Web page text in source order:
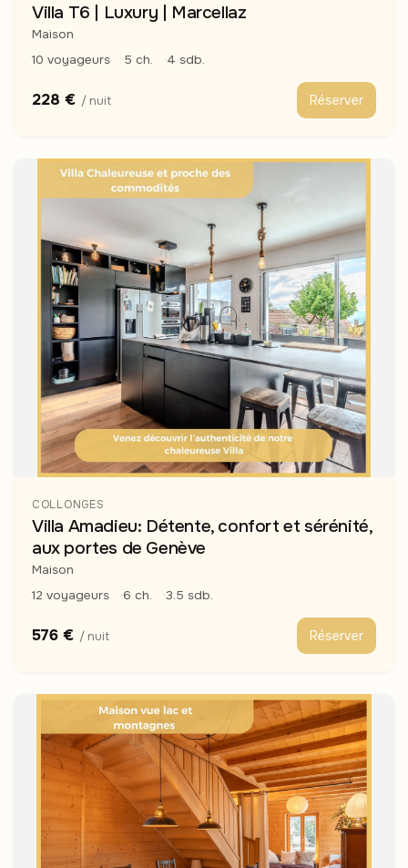
Villa T6 | Luxury | Marcellaz
Maison
10 voyageurs
5 ch. 4 sdb.
228 € / nuit Réserver
COLLONGES
Villa Amadieu: Détente, confort et sérénité,
aux portes de Genève
Maison
12 voyageurs
6 ch. 3.5 sdb.
576 € / nuit Réserver